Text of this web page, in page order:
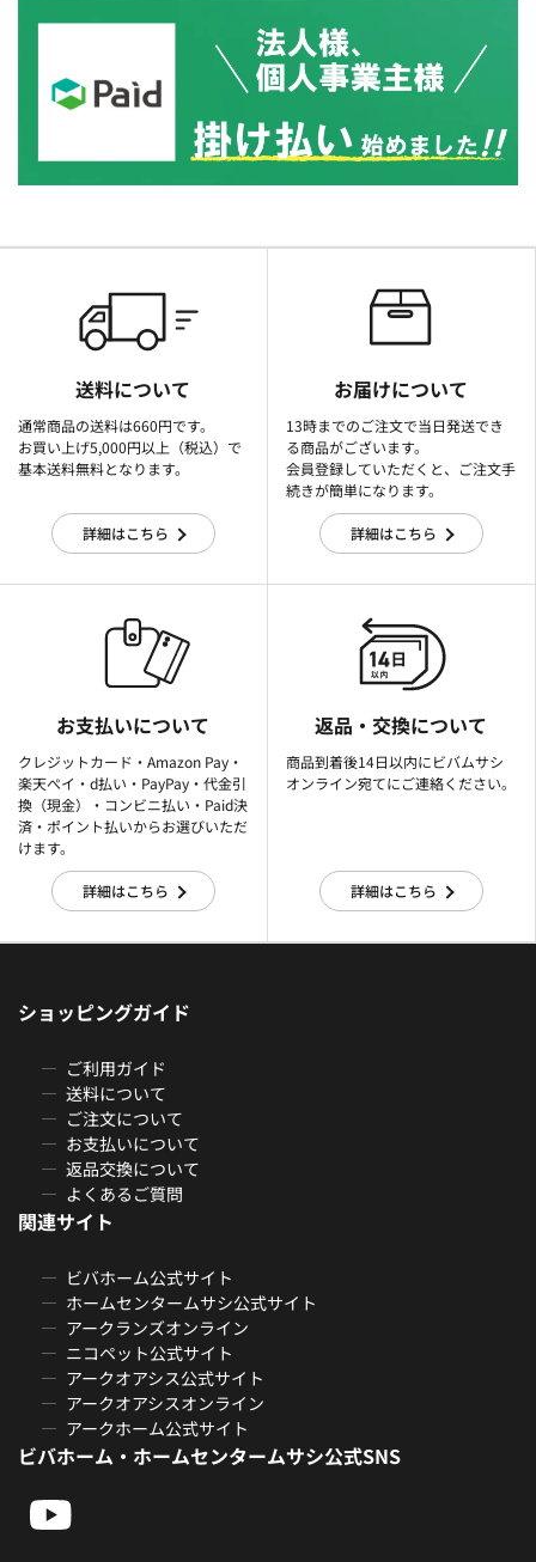
送料について
通常商品の送料は660円です。
お買い上げ5,000円以上（税込）で
基本送料無料となります。
詳細はこちら
お届けについて
13時までのご注文で当日発送でき
る商品がございます。
会員登録していただくと、ご注文手
続きが簡単になります。
詳細はこちら
お支払いについて
クレジットカード・Amazon Pay・
楽天ぺイ・d払い・PayPay・代金引
換（現金）・コンビニ払い・Paid決
済・ポイント払いからお選びいただ
けます。
詳細はこちら
返品・交換について
商品到着後14日以内にビバムサシ
オンライン宛てにご連絡ください。
詳細はこちら
ショッピングガイド
ご利用ガイド
送料について
ご注文について
お支払いについて
返品交換について
よくあるご質問
関連サイト
ビバホーム公式サイト
ホームセンタームサシ公式サイト
アークランズオンライン
ニコペット公式サイト
アークオアシス公式サイト
アークオアシスオンライン
アークホーム公式サイト
ビバホーム・ホームセンタームサシ公式SNS